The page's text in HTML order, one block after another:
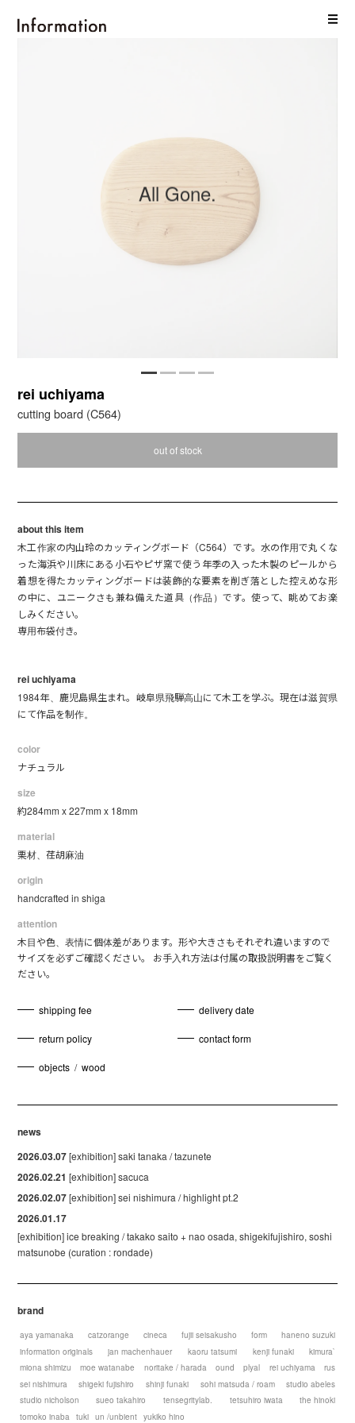
rei uchiyama
cutting board (C564)
out of stock
about this item
木工作家の内山玲のカッティングボード（C564）です。水の作用で丸くな
った海浜や川床にある小石やピザ窯で使う年季の入った木製のピールから
着想を得たカッティングボードは装飾的な要素を削ぎ落とした控えめな形
の中に、ユニークさも兼ね備えた道具（作品）です。使って、眺めてお楽
しみください。
専用布袋付き。
rei uchiyama
1984年、鹿児島県生まれ。岐阜県飛騨高山にて木工を学ぶ。現在は滋賀県
にて作品を制作。
color
ナチュラル
size
約284mm x 227mm x 18mm
material
栗材、荏胡麻油
origin
handcrafted in shiga
attention
木目や色、表情に個体差があります。形や大きさもそれぞれ違いますので
サイズを必ずご確認ください。 お手入れ方法は付属の取扱説明書をご覧く
ださい。
shipping fee delivery date
return policy contact form
objects / wood
news
2026.03.07[exhibition] saki tanaka / tazunete
2026.02.21 [exhibition] sacuca
2026.02.07[exhibition] sei nishimura / highlight pt.2
2026.01.17
[exhibition] ice breaking / takako saito + nao osada, shigekifujishiro, soshi
matsunobe (curation : rondade)
brand
aya yamanaka catzorange cineca fujii seisakusho form
haneno suzuki
information originals
jan machenhauer kaoru tatsumi kenji funaki
kimura`
miona shimizu
moe watanabe noritake / harada ound plyal rei uchiyama
rus
sei nishimura
shigeki fujishiro shinji funaki sohi matsuda / roam
studio abeles
studio nicholson
sueo takahiro tensegritylab. tetsuhiro iwata
the hinoki
tomoko inaba
tuki un /unbient yukiko hino